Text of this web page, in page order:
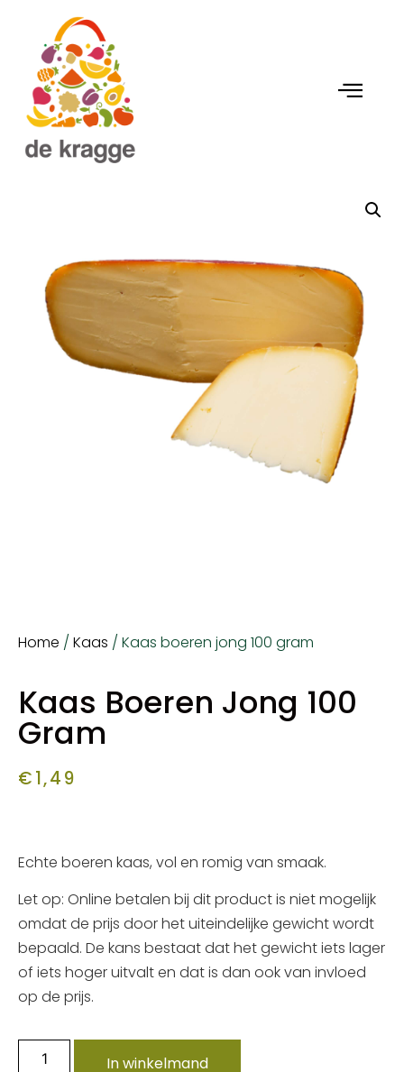
Home / Kaas / Kaas boeren jong 100 gram
Kaas Boeren Jong 100
Gram
€1,49
Echte boeren kaas, vol en romig van smaak.
Let op: Online betalen bij dit product is niet mogelijk
omdat de prijs door het uiteindelijke gewicht wordt
bepaald. De kans bestaat dat het gewicht iets lager
of iets hoger uitvalt en dat is dan ook van invloed
op de prijs.
In winkelmand